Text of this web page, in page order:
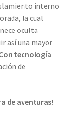
interno
la cual
oculta
así una mayor
Con tecnología
de
de aventuras!